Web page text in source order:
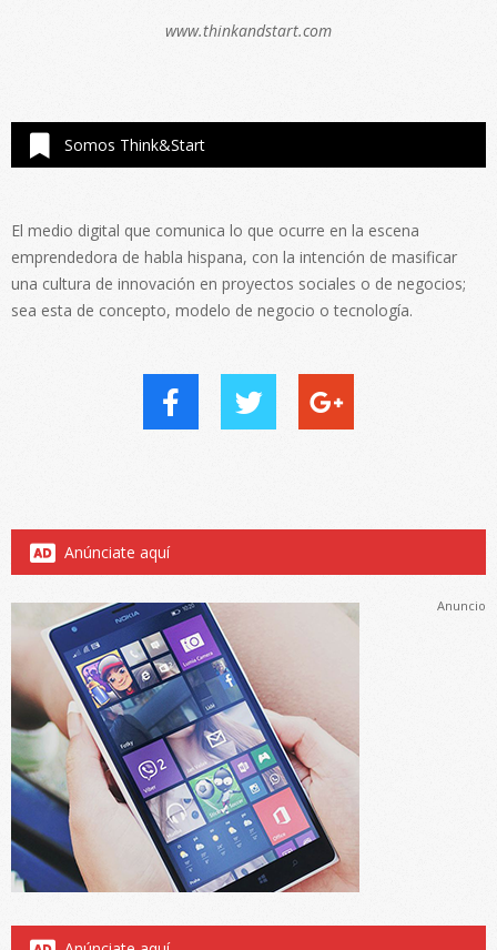
www.thinkandstart.com
Somos Think&Start
El medio digital que comunica lo que ocurre en la escena
emprendedora de habla hispana, con la intención de masificar
una cultura de innovación en proyectos sociales o de negocios;
sea esta de concepto, modelo de negocio o tecnología.
Anúnciate aquí
Anuncio